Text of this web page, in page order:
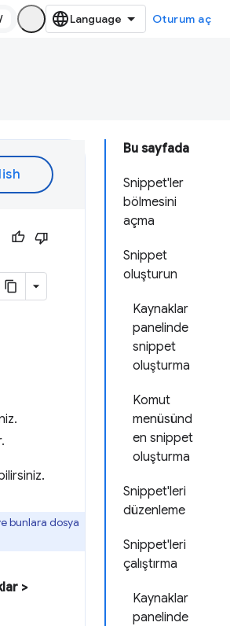
/ Oturum aç
Bu sayfada
Snippet'ler
bölmesini
açma
Snippet
oluşturun
Kaynaklar
panelinde
snippet
oluşturma
Komut
menüsünd
en snippet
oluşturma
Snippet'leri
düzenleme
Snippet'leri
çalıştırma
Kaynaklar
panelinde
bunlara dosya
>